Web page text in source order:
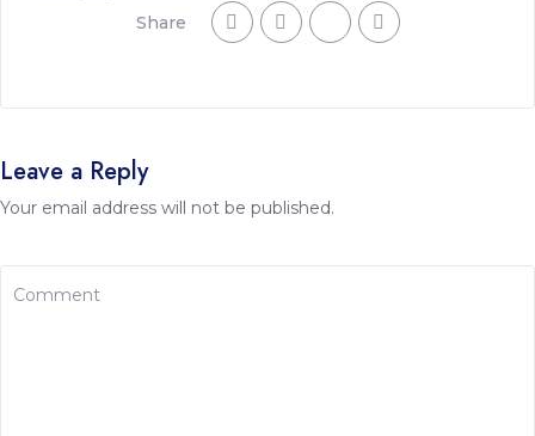
Share
Leave a Reply
Your email address will not be published.